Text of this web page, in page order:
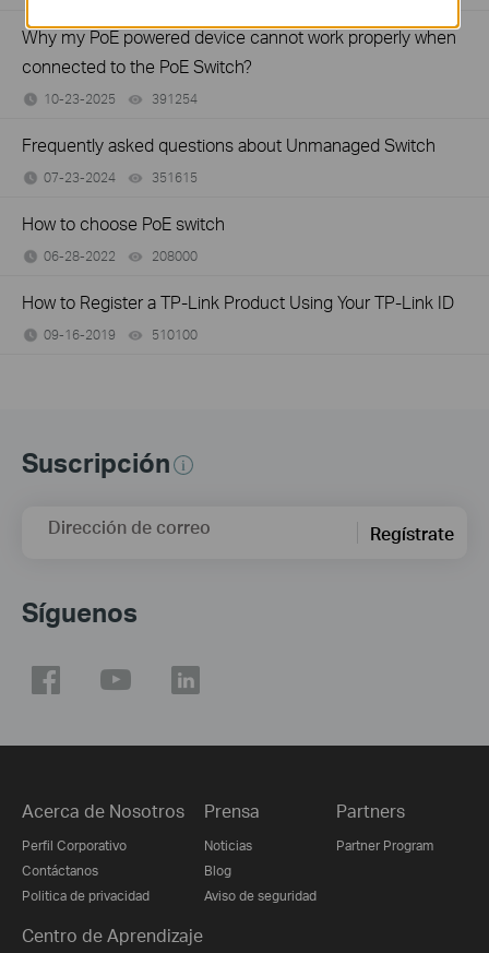
Why my PoE powered device cannot work properly when
connected to the PoE Switch?
10-23-2025 391254
Frequently asked questions about Unmanaged Switch
07-23-2024 351615
How to choose PoE switch
06-28-2022 208000
How to Register a TP-Link Product Using Your TP-Link ID
09-16-2019 510100
Suscripción
Dirección de correo Regístrate
Síguenos
Acerca de Nosotros
Perfil Corporativo
Contáctanos
Politica de privacidad
Prensa
Noticias
Blog
Aviso de seguridad
Partners
Partner Program
Centro de Aprendizaje